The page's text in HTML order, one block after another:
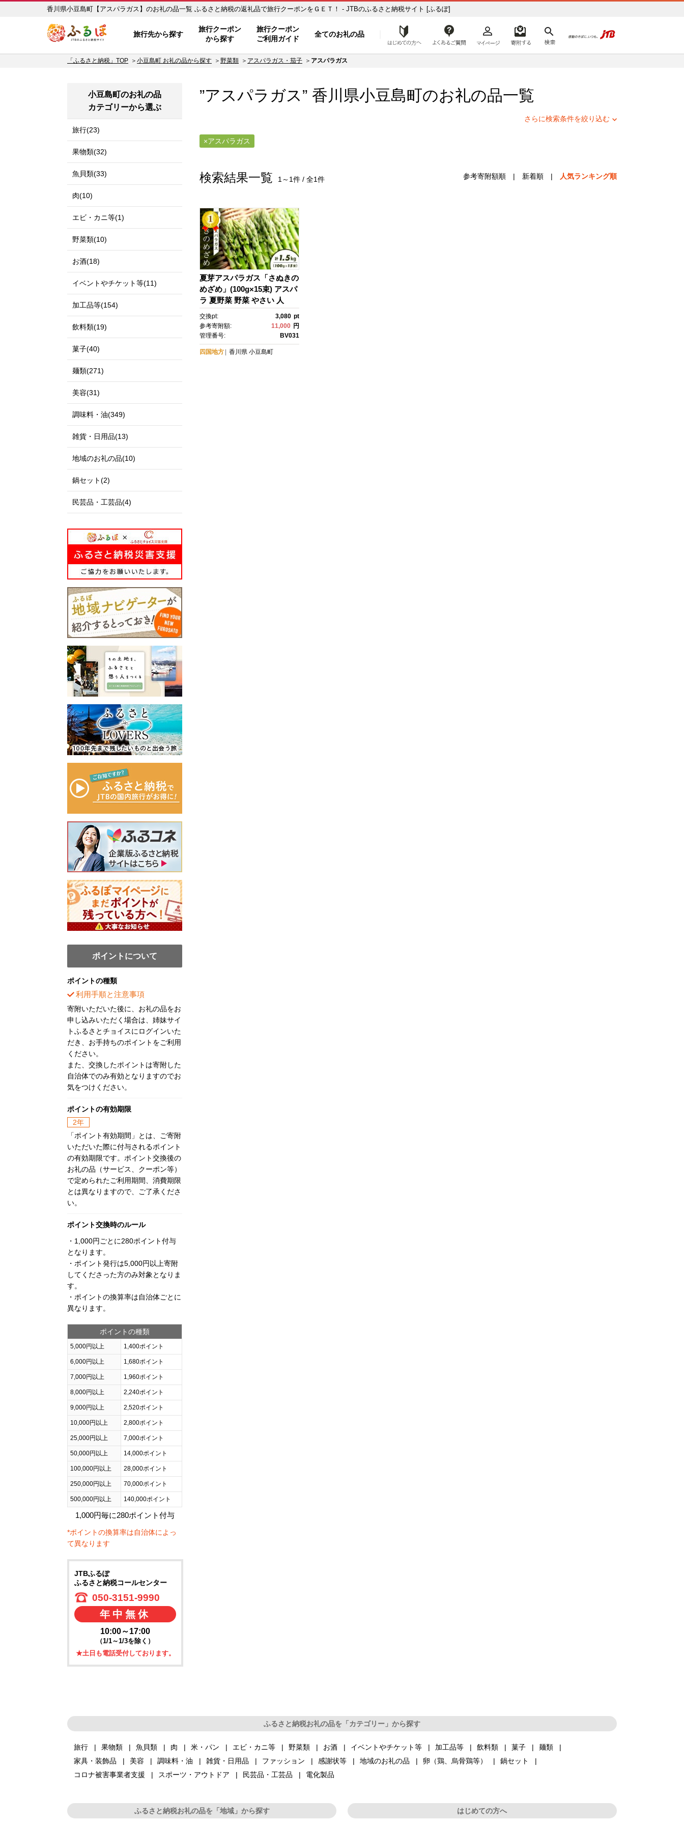
香川県小豆島町【アスパラガス】のお礼の品一覧 ふるさと納税の返礼品で旅行クーポンをＧＥＴ！ - JTBのふるさと納税サイト [ふるぽ]
旅行先から探す
旅行クーポン
から探す
旅行クーポン
ご利用ガイド
全てのお礼の品 はじめての方へ
「ふるさと納税」TOP 小豆島町 お礼の品から探す 野菜類 アスパラガス・茄子 アスパラガス
”アスパラガス” 香川県小豆島町のお礼の品一覧
さらに検索条件を絞り込む
アスパラガス
検索結果一覧 1～1件 / 全1件 参考寄附額順 | 新着順 | 人気ランキング順
夏芽アスパラガス「さぬきの
めざめ」(100g×15束) アスパ
ラ 夏野菜 野菜 やさい 人
気 小豆島
交換pt: 3,080 pt
参考寄附額:
11,000 円
管理番号:
BV031
四国地方 香川県 小豆島町
小豆島町のお礼の品
カテゴリーから選ぶ
旅行(23)
果物類(32)
魚貝類(33)
肉(10)
エビ・カニ等(1)
野菜類(10)
お酒(18)
イベントやチケット等(11)
加工品等(154)
飲料類(19)
菓子(40)
麺類(271)
美容(31)
調味料・油(349)
雑貨・日用品(13)
地域のお礼の品(10)
鍋セット(2)
民芸品・工芸品(4)
ポイントについて
ポイントの種類
利用手順と注意事項
寄附いただいた後に、お礼の品をお
申し込みいただく場合は、姉妹サイ
トふるさとチョイスにログインいた
だき、お手持ちのポイントをご利用
ください。
また、交換したポイントは寄附した
自治体でのみ有効となりますのでお
気をつけください。
ポイントの有効期限
2年
「ポイント有効期間」とは、ご寄附
いただいた際に付与されるポイント
の有効期限です。ポイント交換後の
お礼の品（サービス、クーポン等）
で定められたご利用期間、消費期限
とは異なりますので、ご了承くださ
い。
ポイント交換時のルール
・1,000円ごとに280ポイント付与
となります。
・ポイント発行は5,000円以上寄附
してくださった方のみ対象となりま
す。
・ポイントの換算率は自治体ごとに
異なります。
ポイントの種類
5,000円以上 1,400ポイント
6,000円以上 1,680ポイント
7,000円以上 1,960ポイント
8,000円以上 2,240ポイント
9,000円以上 2,520ポイント
10,000円以上 2,800ポイント
25,000円以上 7,000ポイント
50,000円以上 14,000ポイント
100,000円以上 28,000ポイント
250,000円以上 70,000ポイント
500,000円以上 140,000ポイント
1,000円毎に280ポイント付与
*ポイントの換算率は自治体によっ
て異なります
JTBふるぽ
ふるさと納税コールセンター
050-3151-9990
年中無休
10:00～17:00
（1/1～1/3を除く）
★土日も電話受付しております。
ふるさと納税お礼の品を「カテゴリー」から探す
旅行 果物類 魚貝類 肉 米・パン エビ・カニ等 野菜類 お酒 イベントやチケット等 加工品等 飲料類 菓子
麺類
家具・装飾品
美容 調味料・油 雑貨・日用品 ファッション 感謝状等 地域のお礼の品 卵（鶏、烏骨鶏等）
鍋セット
コロナ被害事業者支援
スポーツ・アウトドア 民芸品・工芸品 電化製品
ふるさと納税お礼の品を「地域」から探す はじめての方へ